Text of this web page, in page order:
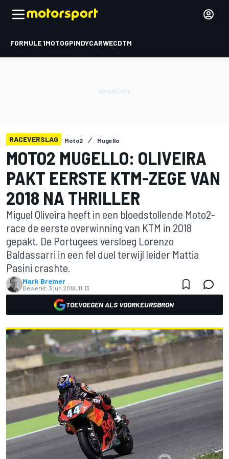
FORMULE 1MOTOGPINDYCARWECDTM
RACEVERSLAG Moto2 Mugello
MOTO2 MUGELLO: OLIVEIRA
PAKT EERSTE KTM-ZEGE VAN
2018 NA THRILLER
Miguel Oliveira heeft in een bloedstollende Moto2-
race de eerste overwinning van KTM in 2018
gepakt. De Portugees versloeg Lorenzo
Baldassarri in een fel duel terwijl leider Mattia
Pasini crashte.
Mark Bremer
Bewerkt: 3 jun 2018, 11:13
TOEVOEGEN ALS VOORKEURSBRON